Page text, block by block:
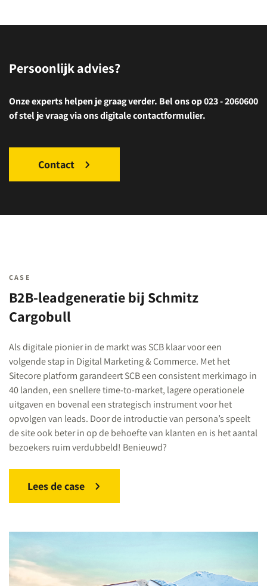
Persoonlijk advies?
Onze experts helpen je graag verder. Bel ons op 023 - 2060600
of stel je vraag via ons digitale contactformulier.
Contact
CASE
B2B-leadgeneratie bij Schmitz
Cargobull
Als digitale pionier in de markt was SCB klaar voor een
volgende stap in Digital Marketing & Commerce. Met het
Sitecore platform garandeert SCB een consistent merkimago in
40 landen, een snellere time-to-market, lagere operationele
uitgaven en bovenal een strategisch instrument voor het
opvolgen van leads. Door de introductie van persona’s speelt
de site ook beter in op de behoefte van klanten en is het aantal
bezoekers ruim verdubbeld! Benieuwd?
Lees de case